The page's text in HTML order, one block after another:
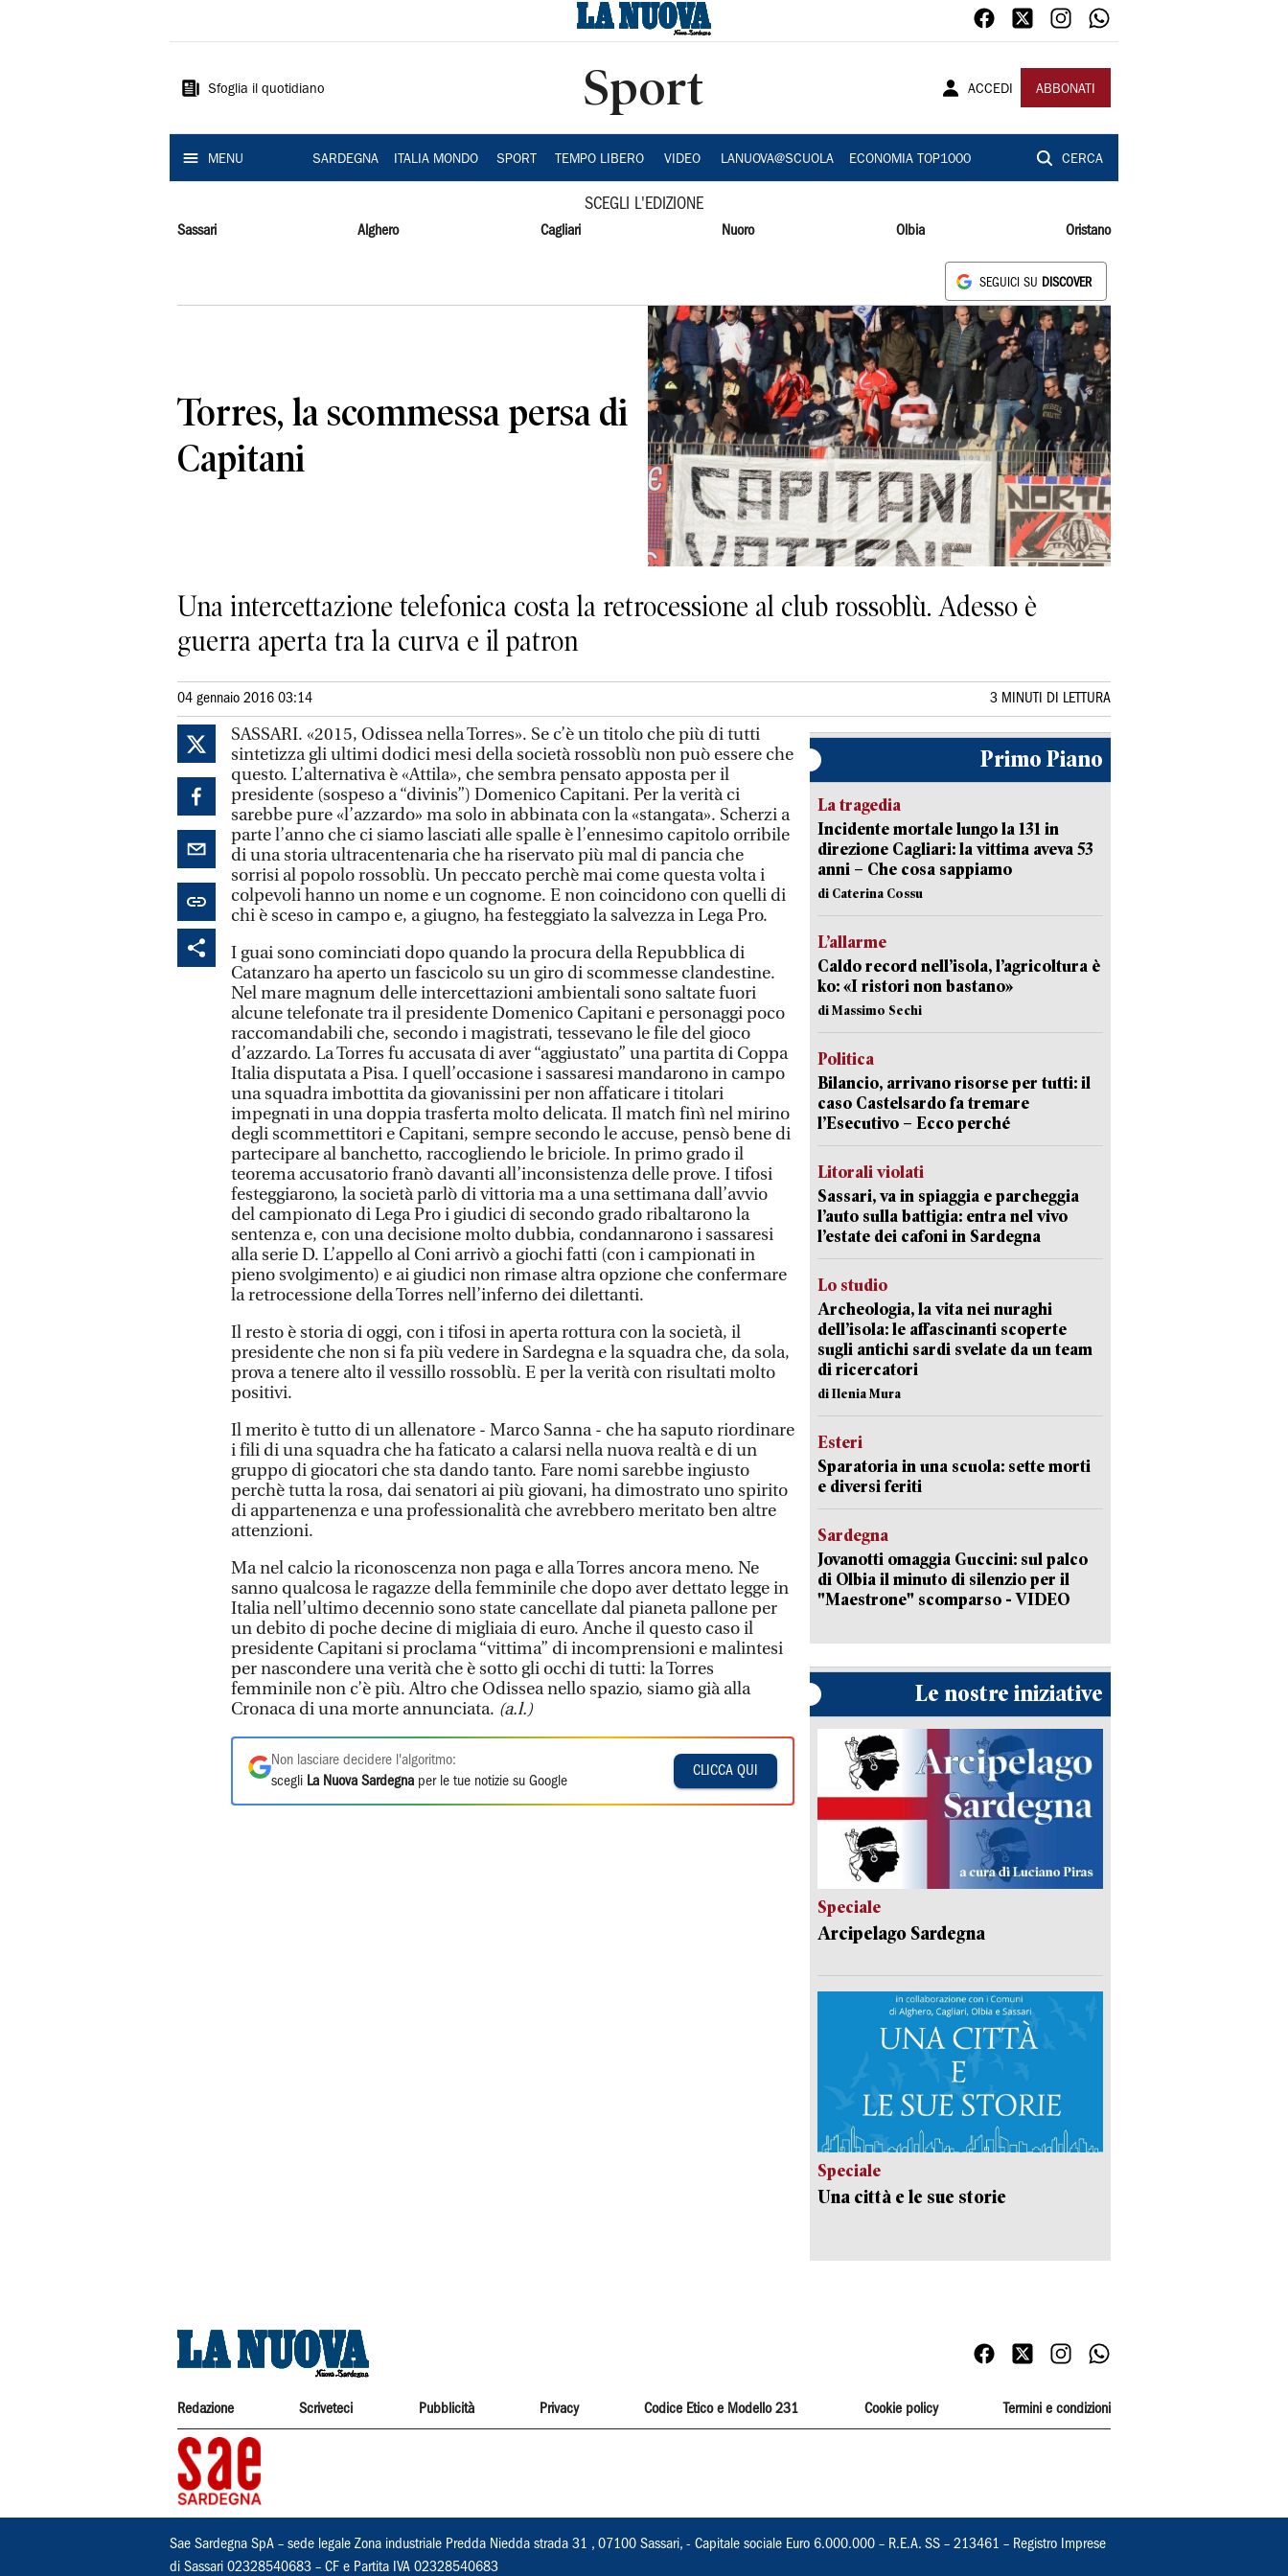
Sardegna
Sfoglia il quotidiano Sport ACCEDI ABBONATI
MENU SARDEGNA ITALIA MONDO SPORT TEMPO LIBERO VIDEO LANUOVA@SCUOLA ECONOMIA TOP1000 CERCA
SCEGLI L'EDIZIONE
Sassari Alghero Cagliari Nuoro Olbia Oristano
SEGUICI SU DISCOVER
Torres, la scommessa persa di
Capitani
Una intercettazione telefonica costa la retrocessione al club rossoblù. Adesso è
guerra aperta tra la curva e il patron
04 gennaio 2016 03:14 3 MINUTI DI LETTURA
SASSARI. «2015, Odissea nella Torres». Se c’è un titolo che più di tutti
sintetizza gli ultimi dodici mesi della società rossoblù non può essere che
questo. L’alternativa è «Attila», che sembra pensato apposta per il
presidente (sospeso a “divinis”) Domenico Capitani. Per la verità ci
sarebbe pure «l’azzardo» ma solo in abbinata con la «stangata». Scherzi a
parte l’anno che ci siamo lasciati alle spalle è l’ennesimo capitolo orribile
di una storia ultracentenaria che ha riservato più mal di pancia che
sorrisi al popolo rossoblù. Un peccato perchè mai come questa volta i
colpevoli hanno un nome e un cognome. E non coincidono con quelli di
chi è sceso in campo e, a giugno, ha festeggiato la salvezza in Lega Pro.
I guai sono cominciati dopo quando la procura della Repubblica di
Catanzaro ha aperto un fascicolo su un giro di scommesse clandestine.
Nel mare magnum delle intercettazioni ambientali sono saltate fuori
alcune telefonate tra il presidente Domenico Capitani e personaggi poco
raccomandabili che, secondo i magistrati, tessevano le file del gioco
d’azzardo. La Torres fu accusata di aver “aggiustato” una partita di Coppa
Italia disputata a Pisa. I quell’occasione i sassaresi mandarono in campo
una squadra imbottita da giovanissini per non affaticare i titolari
impegnati in una doppia trasferta molto delicata. Il match finì nel mirino
degli scommettitori e Capitani, sempre secondo le accuse, pensò bene di
partecipare al banchetto, raccogliendo le briciole. In primo grado il
teorema accusatorio franò davanti all’inconsistenza delle prove. I tifosi
festeggiarono, la società parlò di vittoria ma a una settimana dall’avvio
del campionato di Lega Pro i giudici di secondo grado ribaltarono la
sentenza e, con una decisione molto dubbia, condannarono i sassaresi
alla serie D. L’appello al Coni arrivò a giochi fatti (con i campionati in
pieno svolgimento) e ai giudici non rimase altra opzione che confermare
la retrocessione della Torres nell’inferno dei dilettanti.
Il resto è storia di oggi, con i tifosi in aperta rottura con la società, il
presidente che non si fa più vedere in Sardegna e la squadra che, da sola,
prova a tenere alto il vessillo rossoblù. E per la verità con risultati molto
positivi.
Il merito è tutto di un allenatore - Marco Sanna - che ha saputo riordinare
i fili di una squadra che ha faticato a calarsi nella nuova realtà e di un
gruppo di giocatori che sta dando tanto. Fare nomi sarebbe ingiusto
perchè tutta la rosa, dai senatori ai più giovani, ha dimostrato uno spirito
di appartenenza e una professionalità che avrebbero meritato ben altre
attenzioni.
Ma nel calcio la riconoscenza non paga e alla Torres ancora meno. Ne
sanno qualcosa le ragazze della femminile che dopo aver dettato legge in
Italia nell’ultimo decennio sono state cancellate dal pianeta pallone per
un debito di poche decine di migliaia di euro. Anche il questo caso il
presidente Capitani si proclama “vittima” di incomprensioni e malintesi
per nascondere una verità che è sotto gli occhi di tutti: la Torres
femminile non c’è più. Altro che Odissea nello spazio, siamo già alla
Cronaca di una morte annunciata. (a.l.)
Non lasciare decidere l'algoritmo:
scegli La Nuova Sardegna per le tue notizie su Google
CLICCA QUI
Primo Piano
La tragedia
Incidente mortale lungo la 131 in
direzione Cagliari: la vittima aveva 53
anni – Che cosa sappiamo
di Caterina Cossu
L’allarme
Caldo record nell’isola, l’agricoltura è
ko: «I ristori non bastano»
di Massimo Sechi
Politica
Bilancio, arrivano risorse per tutti: il
caso Castelsardo fa tremare
l’Esecutivo – Ecco perché
Litorali violati
Sassari, va in spiaggia e parcheggia
l’auto sulla battigia: entra nel vivo
l’estate dei cafoni in Sardegna
Lo studio
Archeologia, la vita nei nuraghi
dell’isola: le affascinanti scoperte
sugli antichi sardi svelate da un team
di ricercatori
di Ilenia Mura
Esteri
Sparatoria in una scuola: sette morti
e diversi feriti
Sardegna
Jovanotti omaggia Guccini: sul palco
di Olbia il minuto di silenzio per il
"Maestrone" scomparso - VIDEO
Le nostre iniziative
Speciale
Arcipelago Sardegna
Speciale
Una città e le sue storie
Redazione Scriveteci Pubblicità Privacy Codice Etico e Modello 231 Cookie policy Termini e condizioni
Sae Sardegna SpA – sede legale Zona industriale Predda Niedda strada 31 , 07100 Sassari, - Capitale sociale Euro 6.000.000 – R.E.A. SS – 213461 – Registro Imprese
di Sassari 02328540683 – CF e Partita IVA 02328540683